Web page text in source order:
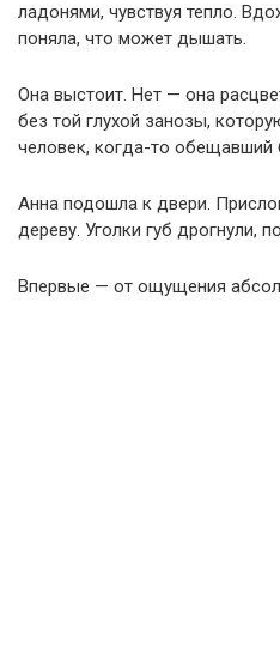
ладонями, чувствуя тепло.
поняла, что может дышать.
Она выстоит. Нет — она
без той глухой занозы,
человек, когда-то обещавший
Анна подошла к двери.
дереву. Уголки губ дрогнули,
Впервые — от ощущения